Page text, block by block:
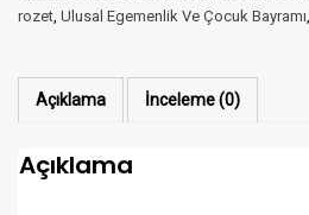
rozet Ulusal Egemenlik Ve Çocuk Bayramı
Açıklama İnceleme (0)
Açıklama